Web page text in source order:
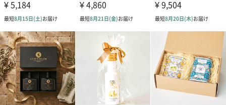
紙袋
お歳暮やお中元のギフトに、贅沢なトリュフの調味料を贈ってみ
てはいかがでしょうか。
商品詳細情報